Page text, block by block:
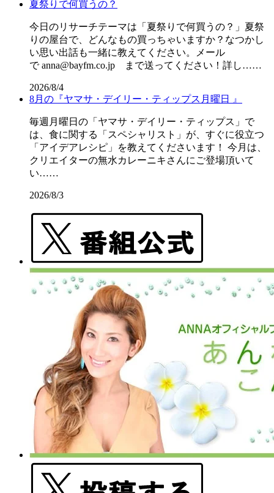
夏祭りで何買うの？
今日のリサーチテーマは「夏祭りで何買うの？」夏祭
りの屋台で、どんなもの買っちゃいますか？なつかし
い思い出話も一緒に教えてください。メール
で anna@bayfm.co.jp まで送ってください！詳し……
2026/8/4
8月の『ヤマサ・デイリー・ティップス月曜日 』
毎週月曜日の「ヤマサ・デイリー・ティップス」で
は、食に関する「スペシャリスト」が、すぐに役立つ
「アイデアレシピ」を教えてくださいます！ 今月は、
クリエイターの無水カレーニキさんにご登場頂いて
い……
2026/8/3